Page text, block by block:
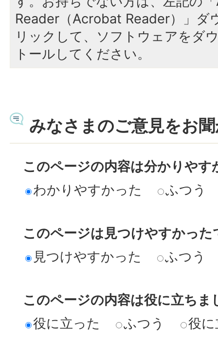
Reader（Acrobat Reader）」ダ
リックして、ソフトウェアをダ
トールしてください。
みなさまのご意見をお
このページの内容は分かりやす
わかりやすかった
ふつう
このページは見つけやすかった
見つけやすかった
ふつう
このページの内容は役に立ちま
役に立った
ふつう 役